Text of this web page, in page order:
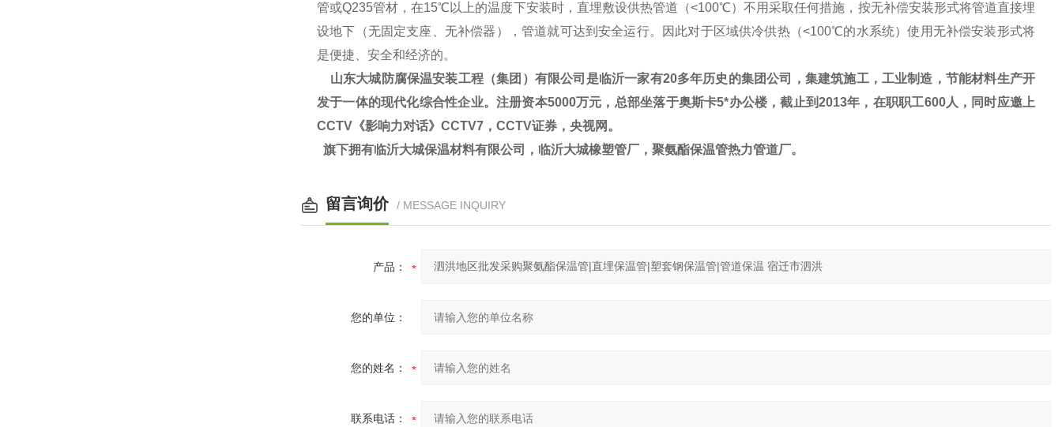
管或Q235管材，在15℃以上的温度下安装时，直埋敷设供热管道（<100℃）不用采取任何措施，按无补偿安装形式将管道直接埋
设地下（无固定支座、无补偿器），管道就可达到安全运行。因此对于区域供冷供热（<100℃的水系统）使用无补偿安装形式将
是便捷、安全和经济的。
山东大城防腐保温安装工程（集团）有限公司是临沂一家有20多年历史的集团公司，集建筑施工，工业制造，节能材料生产开
发于一体的现代化综合性企业。注册资本5000万元，总部坐落于奥斯卡5*办公楼，截止到2013年，在职职工600人，同时应邀上
CCTV《影响力对话》CCTV7，CCTV证券，央视网。
旗下拥有临沂大城保温材料有限公司，临沂大城橡塑管厂，聚氨酯保温管热力管道厂。
留言询价 / MESSAGE INQUIRY
产品：
您的单位：
您的姓名：
联系电话：